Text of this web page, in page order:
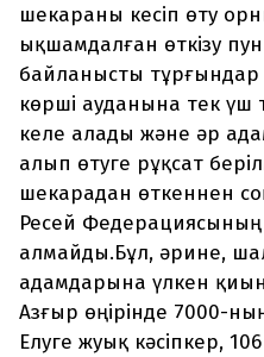
шекараны кесіп өту
ықшамдалған өткізу
байланысты
көрші ауданына тек үш
келе алады және әр
алып өтуге рұқсат
шекарадан өткеннен
Ресей Федерациясының
алмайды.Бұл, әрине,
адамдарына үлкен
Азғыр өңірінде 7000-
Елуге жуық кәсіпкер,